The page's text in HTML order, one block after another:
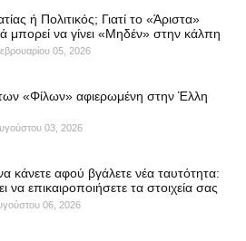
ή Πολιτικός; Γιατί το «Άριστα»
μπορεί να γίνει «Μηδέν» στην κάλπη
05, 2026
«Φίλων» αφιερωμένη στην Έλλη
03, 2026
κάνετε αφού βγάλετε νέα ταυτότητα:
να επικαιροποιήσετε τα στοιχεία σας
06, 2026